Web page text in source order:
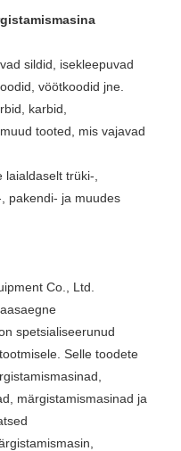
sildid, isekleepuvad
vöötkoodid jne.
karbid,
tooted, mis vajavad
trüki-,
pakendi- ja muudes
Co., Ltd.
spetsialiseerunud
Selle toodete
märgistamismasinad ja